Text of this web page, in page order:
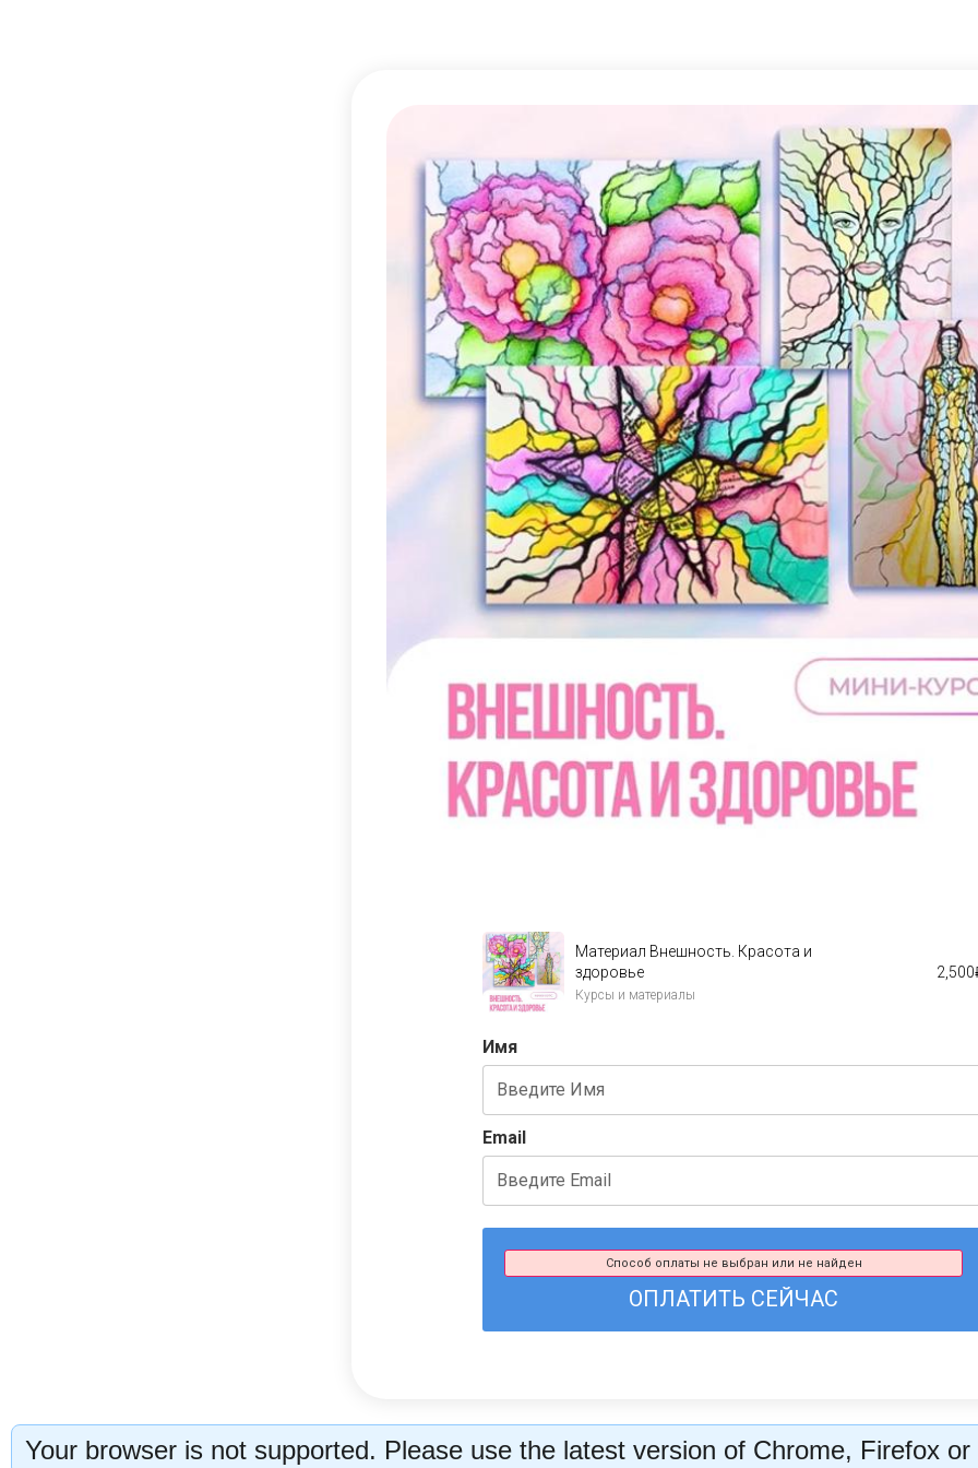
Материал Внешность. Красота и
здоровье
Курсы и материалы
2,500
Имя
Email
Способ оплаты не выбран или не найден
ОПЛАТИТЬ СЕЙЧАС
Your browser is not supported. Please use the latest version of Chrome, Firefox or